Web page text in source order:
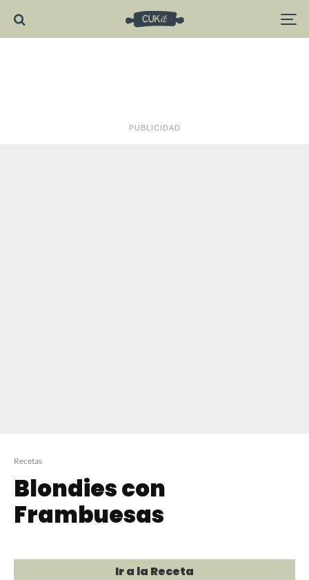
PUBLICIDAD
Recetas
Blondies con
Frambuesas
Ir a la Receta